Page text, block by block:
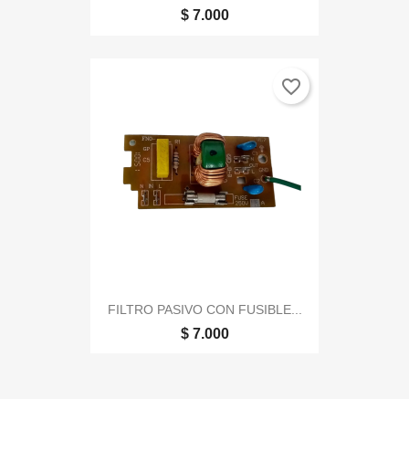
$ 7.000
FILTRO PASIVO CON FUSIBLE...
$ 7.000
favorite_border